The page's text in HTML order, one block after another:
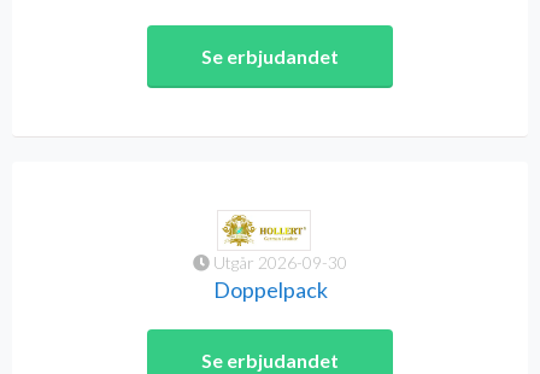
Se erbjudandet
Utgår 2026-09-30
Doppelpack
Se erbjudandet